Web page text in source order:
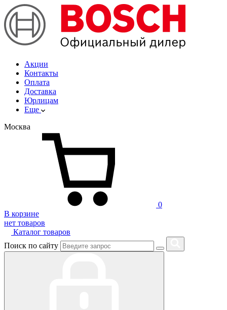
Акции
Контакты
Оплата
Доставка
Юрлицам
Еще
Москва
0
В корзине
нет товаров
Каталог товаров
Поиск по сайту